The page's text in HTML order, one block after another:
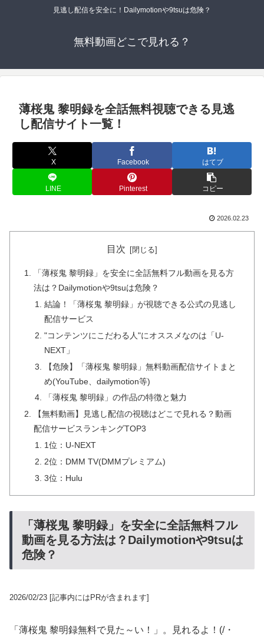
見逃し配信を安全に！Dailymotionや9tsuは危険？
無料動画どこで見れる？
薄桜鬼 黎明録を全話無料視聴できる見逃
し配信サイト一覧！
X Facebook はてブ
LINE Pinterest コピー
2026.02.23
目次
「薄桜鬼 黎明録」を安全に全話無料フル動画を見る方
法は？Dailymotionや9tsuは危険？
結論！「薄桜鬼 黎明録」が視聴できる公式の見逃し
配信サービス
"コンテンツにこだわる人"にオススメなのは「U-
NEXT」
【危険】「薄桜鬼 黎明録」無料動画配信サイトまと
め(YouTube、dailymotion等)
「薄桜鬼 黎明録」の作品の特徴と魅力
【無料動画】見逃し配信の視聴はどこで見れる？動画
配信サービスランキングTOP3
1位：U-NEXT
2位：DMM TV(DMMプレミアム)
3位：Hulu
「薄桜鬼 黎明録」を安全に全話無料フル
動画を見る方法は？Dailymotionや9tsuは
危険？
2026/02/23 [記事内にはPRが含まれます]
「薄桜鬼 黎明録無料で見た～い！」。見れるよ！(/・